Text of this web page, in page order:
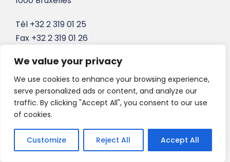
We value your privacy
We use cookies to enhance your browsing experience,
serve personalized ads or content, and analyze our
traffic. By clicking "Accept All", you consent to our use
of cookies.
Customize Reject All Accept All
Tél +32 2 319 01 25
Fax +32 2 319 01 26
VERBINDUNGEN
Kontakt und Terminvereinbarung